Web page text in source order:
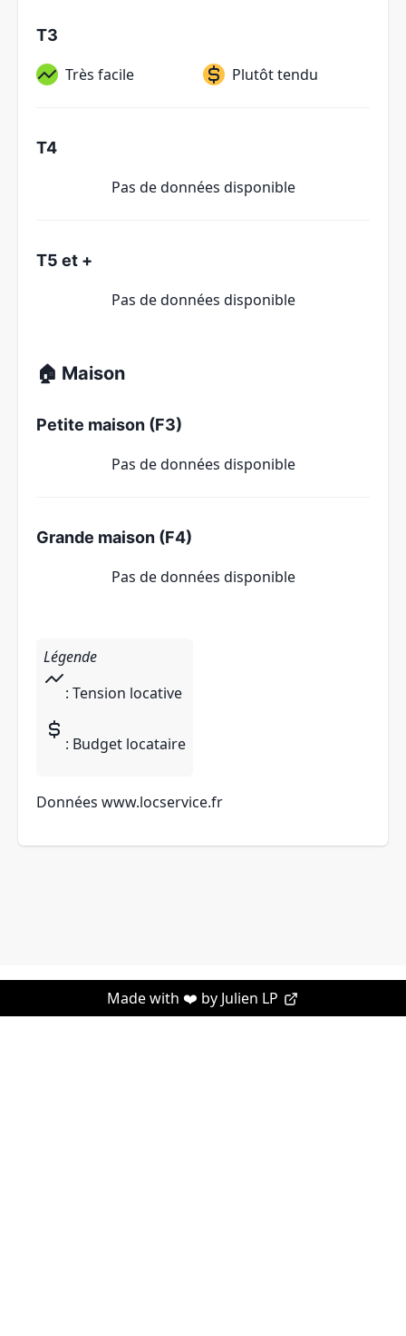
T3
Très facile Plutôt tendu
T4
Pas de données disponible
T5 et +
Pas de données disponible
🏠 Maison
Petite maison (F3)
Pas de données disponible
Grande maison (F4)
Pas de données disponible
Légende
: Tension locative
: Budget locataire
Données www.locservice.fr
Made with ❤️ by Julien LP